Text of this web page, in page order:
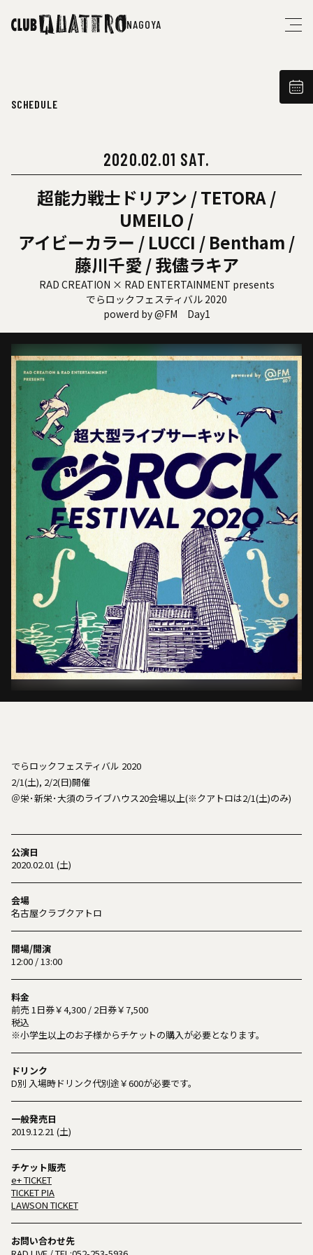
NAGOYA
SCHEDULE
2020.02.01 SAT.
超能力戦士ドリアン / TETORA /
UMEILO /
アイビーカラー / LUCCI / Bentham /
藤川千愛 / 我儘ラキア
RAD CREATION × RAD ENTERTAINMENT presents
でらロックフェスティバル 2020
powerd by @FM Day1
でらロックフェスティバル 2020
2/1(土), 2/2(日)開催
＠栄･新栄･大須のライブハウス20会場以上(※クアトロは2/1(土)のみ)
公演日
2020.02.01 (土)
会場
名古屋クラブクアトロ
開場/開演
12:00 / 13:00
料金
前売 1日券￥4,300 / 2日券￥7,500
税込
※小学生以上のお子様からチケットの購入が必要となります。
ドリンク
D別 入場時ドリンク代別途￥600が必要です。
一般発売日
2019.12.21 (土)
チケット販売
e+ TICKET
TICKET PIA
LAWSON TICKET
お問い合わせ先